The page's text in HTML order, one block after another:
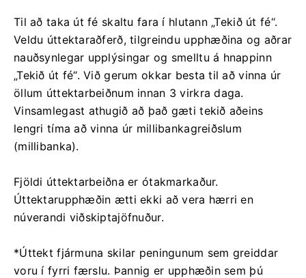
Til að taka út fé skaltu fara í hlutann „Tekið út fé“.
Veldu úttektaraðferð, tilgreindu upphæðina og aðrar
nauðsynlegar upplýsingar og smelltu á hnappinn
„Tekið út fé“. Við gerum okkar besta til að vinna úr
öllum úttektarbeiðnum innan 3 virkra daga.
Vinsamlegast athugið að það gæti tekið aðeins
lengri tíma að vinna úr millibankagreiðslum
(millibanka).
Fjöldi úttektarbeiðna er ótakmarkaður.
Úttektarupphæðin ætti ekki að vera hærri en
núverandi viðskiptajöfnuður.
*Úttekt fjármuna skilar peningunum sem greiddar
voru í fyrri færslu. Þannig er upphæðin sem þú